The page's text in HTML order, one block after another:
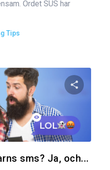
Ordet SUS har
Tips
sms? Ja, och...